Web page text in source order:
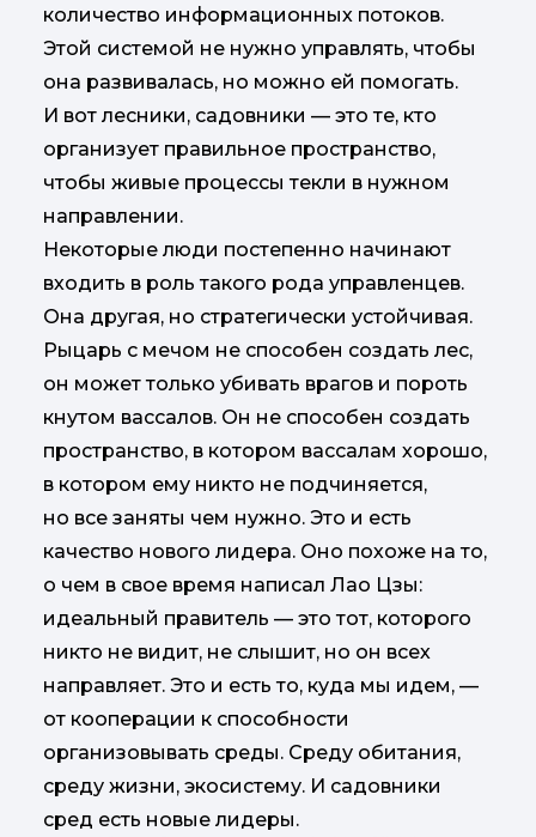
количество информационных потоков.
Этой системой не нужно управлять, чтобы
она развивалась, но можно ей помогать.
И вот лесники, садовники — это те, кто
организует правильное пространство,
чтобы живые процессы текли в нужном
направлении.
Некоторые люди постепенно начинают
входить в роль такого рода управленцев.
Она другая, но стратегически устойчивая.
Рыцарь с мечом не способен создать лес,
он может только убивать врагов и пороть
кнутом вассалов. Он не способен создать
пространство, в котором вассалам хорошо,
в котором ему никто не подчиняется,
но все заняты чем нужно. Это и есть
качество нового лидера. Оно похоже на то,
о чем в свое время написал Лао Цзы:
идеальный правитель — это тот, которого
никто не видит, не слышит, но он всех
направляет. Это и есть то, куда мы идем, —
от кооперации к способности
организовывать среды. Среду обитания,
среду жизни, экосистему. И садовники
сред есть новые лидеры.